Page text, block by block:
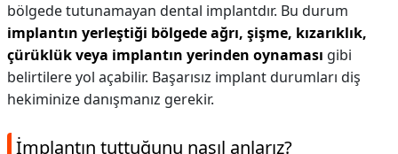
bölgede tutunamayan dental implantdır. Bu durum
implantın yerleştiği bölgede ağrı, şişme, kızarıklık,
çürüklük veya implantın yerinden oynaması gibi
belirtilere yol açabilir. Başarısız implant durumları diş
hekiminize danışmanız gerekir.
İmplantın tuttuğunu nasıl anlarız?